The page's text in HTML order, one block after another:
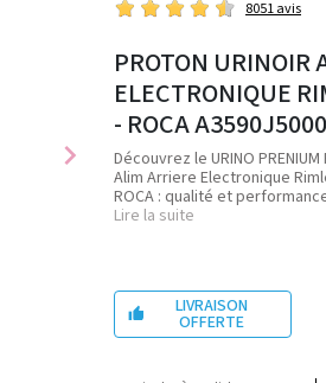
chevron_right
8051 avis
PROTON URINOIR
ELECTRONIQUE
- ROCA A3590J5000
Découvrez le URINO
Alim Arriere Electronique
ROCA : qualité et
Lire la suite
 LIVRAISON
OFFERTE